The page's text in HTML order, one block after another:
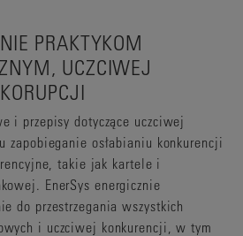
PRAKTYKOM
UCZCIWEJ
i przepisy dotyczące uczciwej
zapobieganie osłabianiu konkurencji
takie jak kartele i
EnerSys energicznie
do przestrzegania wszystkich
i uczciwej konkurencji, w tym